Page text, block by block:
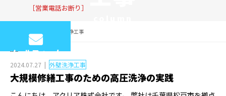
［営業電話お断り］
メールフォーム
外壁洗浄工事
2024.07.27 外壁洗浄工事
大規模修繕工事のための高圧洗浄の実践